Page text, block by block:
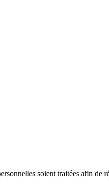
soient traitées afin